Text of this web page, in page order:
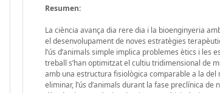
Resumen:
La ciència avança dia rere dia i la bioenginyeria
el desenvolupament de noves estratègies
l’ús d’animals simple implica problemes ètics i
treball s’han optimitzat el cultiu tridimensional de
amb una estructura fisiològica comparable a la del
eliminar, l’ús d’animals durant la fase preclínica